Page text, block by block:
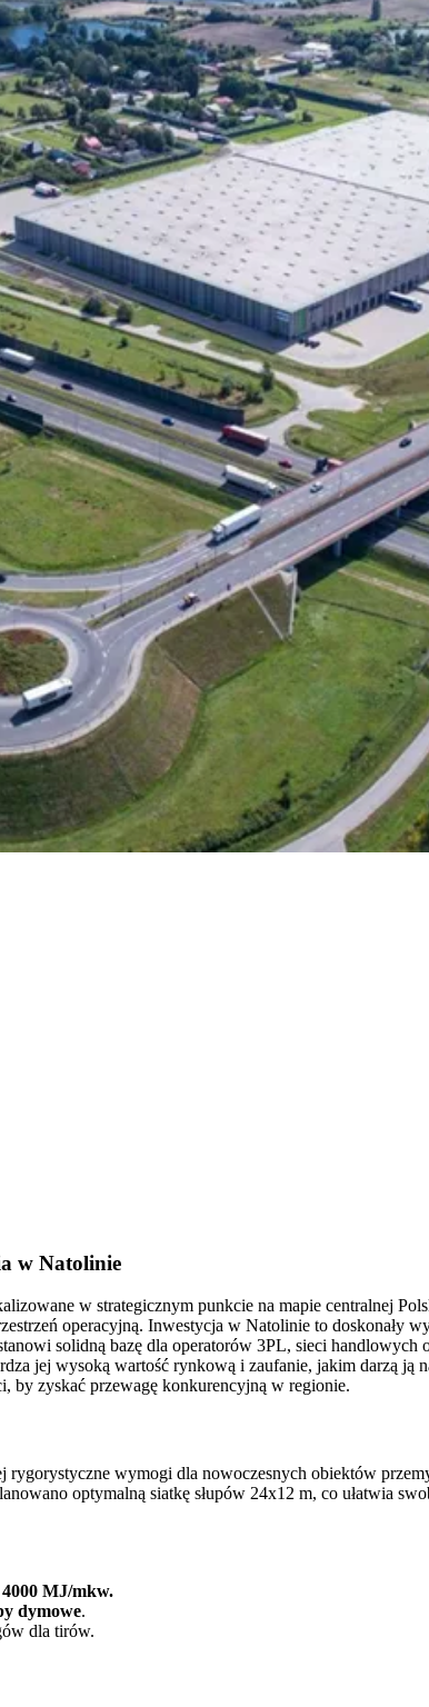
w Natolinie
w strategicznym punkcie na mapie centralnej
operacyjną. Inwestycja w Natolinie to doskonały
solidną bazę dla operatorów 3PL, sieci
jej wysoką wartość rynkową i zaufanie, jakim darzą ją
by zyskać przewagę konkurencyjną w regionie.
rygorystyczne wymogi dla nowoczesnych obiektów
optymalną siatkę słupów 24x12 m, co ułatwia
4000 MJ/mkw.
dymowe.
dla tirów.